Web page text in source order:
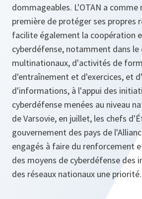
dommageables. L'OTAN a comme
première de protéger ses propres
facilite également la coopération
cyberdéfense, notamment dans
multinationaux, d'activités de
d'entraînement et d'exercices, et
d'informations, à l'appui des
cyberdéfense menées au niveau
de Varsovie, en juillet, les chefs
gouvernement des pays de
engagés à faire du renforcement
des moyens de cyberdéfense des
des réseaux nationaux une priorité.